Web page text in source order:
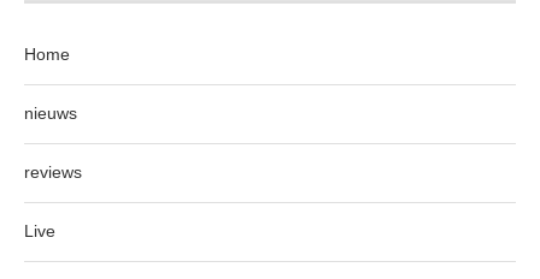
Home
nieuws
reviews
Live